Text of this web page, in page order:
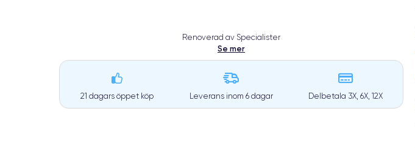
Renoverad av Specialister
Se mer
21 dagars öppet köp Leverans inom 6 dagar Delbetala 3X, 6X, 12X